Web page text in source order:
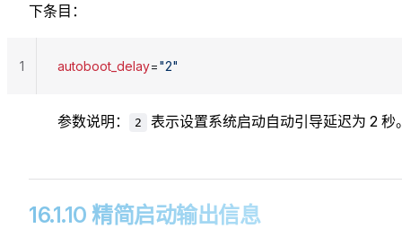
下条目：
autoboot_delay="2"
1
参数说明： 2 表示设置系统启动自动引导延迟为 2 秒
16.1.10 精简启动输出信息